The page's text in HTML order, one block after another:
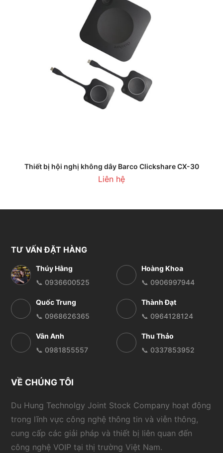
Thiết bị hội nghị không dây Barco Clickshare CX-30
Liên hệ
TƯ VẤN ĐẶT HÀNG
Thúy Hằng
📞 0936600525
Hoàng Khoa
📞 0906997944
Quốc Trung
📞 0968626365
Thành Đạt
📞 0964128124
Vân Anh
📞 0981855557
Thu Thảo
📞 0337853952
VỀ CHÚNG TÔI
Du Hung Technolgy Joint Stock Company hoạt động
trong lĩnh vực công nghệ thông tin và viễn thông,
cung cấp các giải pháp và thiết bị liên quan đến
công nghệ VOIP tại thị trường Việt Nam.